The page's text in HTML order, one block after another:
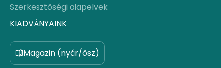
Szerkesztőségi alapelvek
KIADVÁNYAINK
Magazin (nyár/ősz)